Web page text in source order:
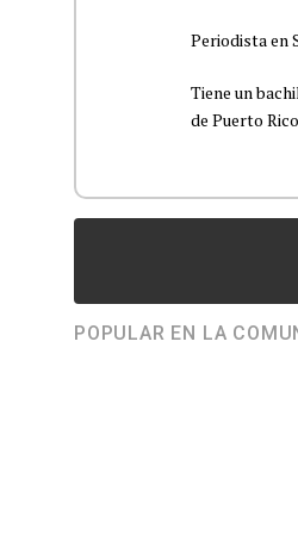
Periodista en
Tiene un
de Puerto
POPULAR EN LA